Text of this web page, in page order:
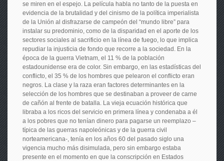
se miren en el espejo. La película habla no tanto de la puesta en
evidencia de la brutalidad y del cinismo de la política imperialista
de la Unión al disfrazarse de campeón del “mundo libre” para
instalar su predominio, como de la disparidad en el aporte de los
sectores sociales al sacrificio en la línea de fuego, lo que implica
repudiar la injusticia de fondo que recorre a la sociedad. En la
época de la guerra Vietnam, el 11 % de la población
estadounidense era de color. Sin embargo, en las estadísticas del
conflicto, el 35 % de los hombres que pelearon el conflicto eran
negros. La clase y la raza eran factores determinantes en la
selección de los hombres que se destinaban a proveer de carne
de cañón al frente de batalla. La vieja ecuación histórica que
libraba a los ricos del servicio en primera línea y condenaba a él
a los pobres que no tenían dinero para pagarse un reemplazo –
típica de las guerras napoleónicas y de la guerra civil
norteamericana-, tenía en los años 60 del pasado siglo una
vigencia mucho más disimulada, pero sin embargo estaba
presente en el momento en que la conscripción en Estados